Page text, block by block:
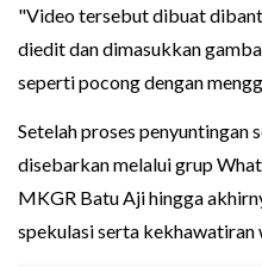
"Video tersebut dibuat
diedit dan dimasukkan
seperti pocong dengan
Setelah proses penyuntingan
disebarkan melalui grup
MKGR Batu Aji hingga
spekulasi serta kekhawatiran